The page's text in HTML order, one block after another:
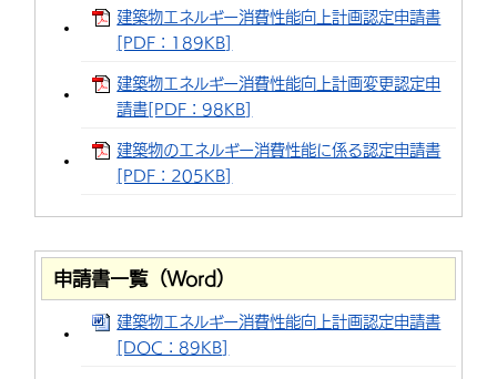
建築物エネルギー消費性能向上計画認定申請書
[PDF：189KB]
建築物エネルギー消費性能向上計画変更認定申
請書[PDF：98KB]
建築物のエネルギー消費性能に係る認定申請書
[PDF：205KB]
申請書一覧（Word）
建築物エネルギー消費性能向上計画認定申請書
[DOC：89KB]